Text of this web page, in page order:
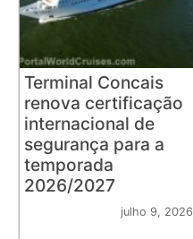
Terminal Concais
renova certificação
internacional de
segurança para a
temporada
2026/2027
julho 9, 2026